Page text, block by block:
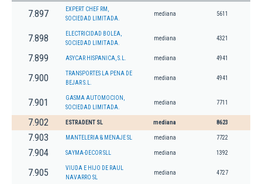
7.897
EXPERT CHEF RM,
SOCIEDAD LIMITADA.
mediana 5611
7.898
ELECTRICIDAD BOLEA,
SOCIEDAD LIMITADA.
mediana 4321
7.899 ASYCAR HISPANICA, S.L. mediana 4941
7.900
TRANSPORTES LA PENA DE
BEJAR S.L.
mediana 4941
7.901
GASMA AUTOMOCION,
SOCIEDAD LIMITADA.
mediana 7711
7.902 ESTRADENT SL mediana 8623
7.903 MANTELERIA & MENAJE SL mediana 7722
7.904 SAYMA-DECOR SLL mediana 1392
7.905
VIUDA E HIJO DE RAUL
NAVARRO SL
mediana 4727